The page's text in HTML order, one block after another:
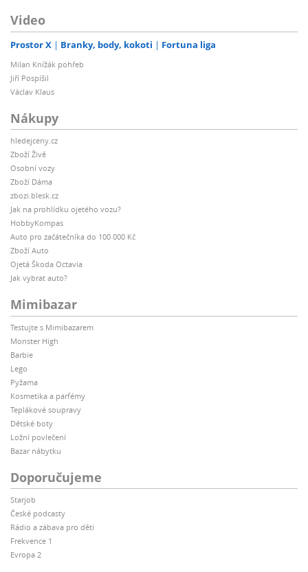
Video
Prostor X Branky, body, kokoti Fortuna liga
Milan Knížák pohřeb
Jiří Pospíšil
Václav Klaus
Nákupy
hledejceny.cz
Zboží Živě
Osobní vozy
Zboží Dáma
zbozi.blesk.cz
Jak na prohlídku ojetého vozu?
HobbyKompas
Auto pro začátečníka do 100 000 Kč
Zboží Auto
Ojetá Škoda Octavia
Jak vybrat auto?
Mimibazar
Testujte s Mimibazarem
Monster High
Barbie
Lego
Pyžama
Kosmetika a parfémy
Teplákové soupravy
Dětské boty
Ložní povlečení
Bazar nábytku
Doporučujeme
Starjob
České podcasty
Rádio a zábava pro děti
Frekvence 1
Evropa 2